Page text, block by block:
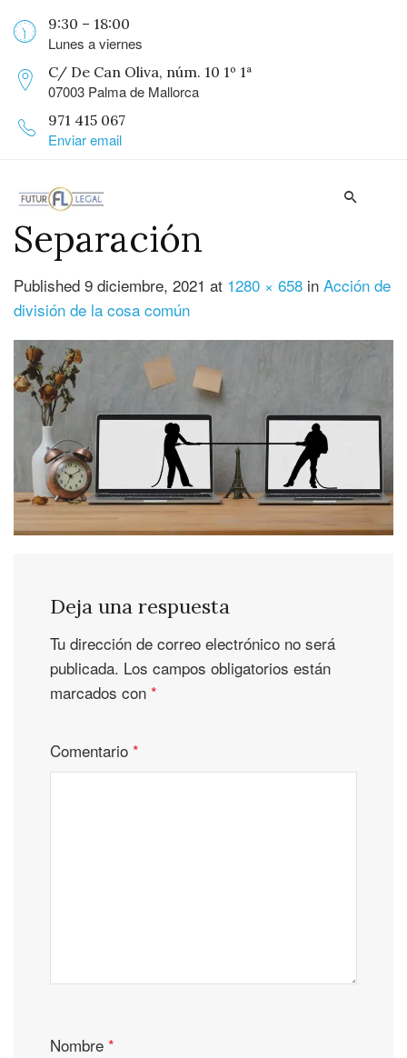
9:30 – 18:00
Lunes a viernes
C/ De Can Oliva, núm. 10 1º 1ª
07003 Palma de Mallorca
971 415 067
Enviar email
Separación
Published 9 diciembre, 2021 at 1280 × 658 in Acción de
división de la cosa común
Deja una respuesta
Tu dirección de correo electrónico no será
publicada. Los campos obligatorios están
marcados con *
Comentario *
Nombre *